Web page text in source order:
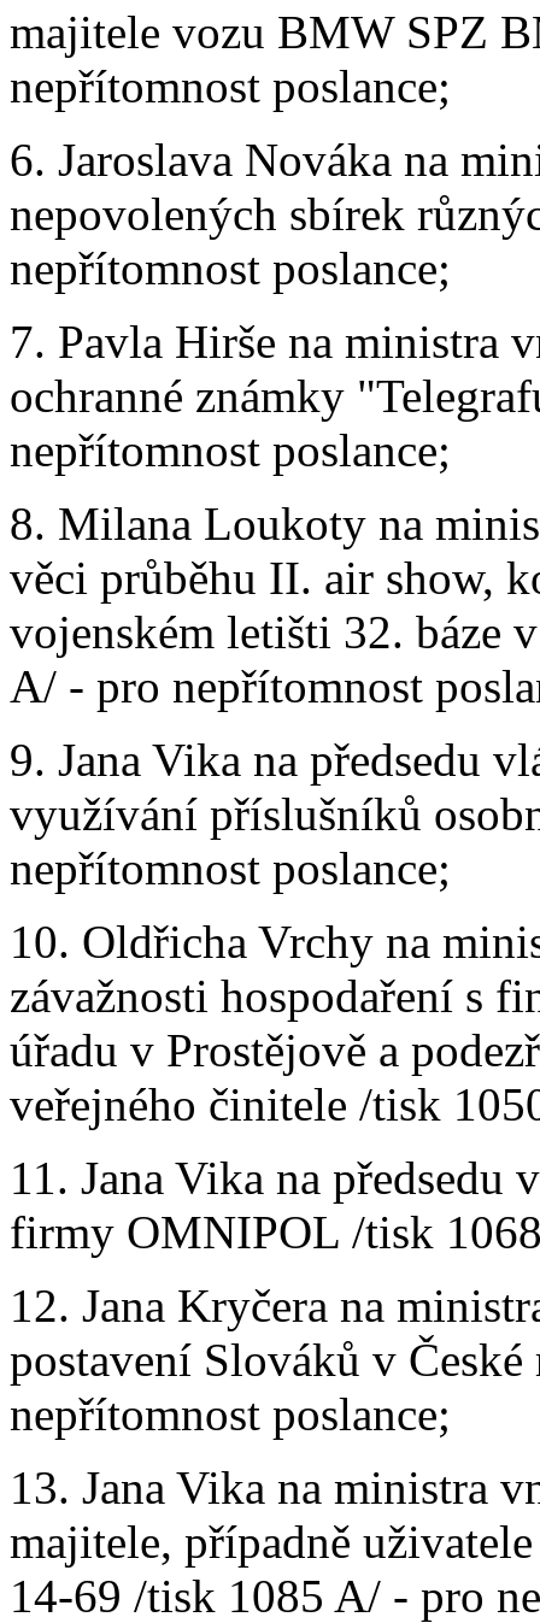
majitele vozu BMW SPZ
nepřítomnost poslance;
6. Jaroslava Nováka na
nepovolených sbírek
nepřítomnost poslance;
7. Pavla Hirše na ministra
ochranné známky
nepřítomnost poslance;
8. Milana Loukoty na
věci průběhu II. air show,
vojenském letišti 32. báze
A/ - pro nepřítomnost
9. Jana Vika na předsedu
využívání příslušníků
nepřítomnost poslance;
10. Oldřicha Vrchy na
závažnosti hospodaření s
úřadu v Prostějově a
veřejného činitele /tisk
11. Jana Vika na předsedu
firmy OMNIPOL /tisk
12. Jana Kryčera na
postavení Slováků v
nepřítomnost poslance;
13. Jana Vika na ministra
majitele, případně
14-69 /tisk 1085 A/ - pro